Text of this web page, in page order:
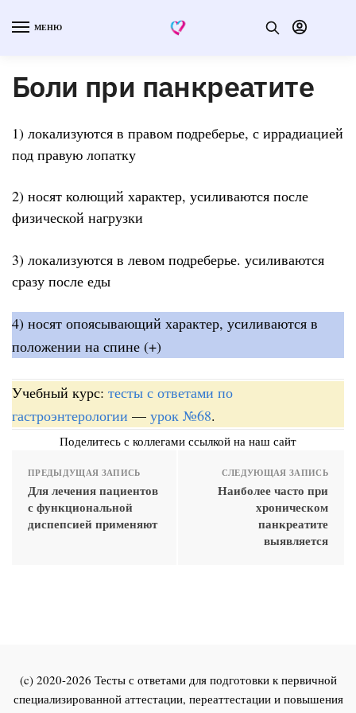
МЕНЮ
Боли при панкреатите
1) локализуются в правом подреберье, с иррадиацией
под правую лопатку
2) носят колющий характер, усиливаются после
физической нагрузки
3) локализуются в левом подреберье. усиливаются
сразу после еды
4) носят опоясывающий характер, усиливаются в
положении на спине (+)
Учебный курс: тесты с ответами по
гастроэнтерологии — урок №68.
Поделитесь с коллегами ссылкой на наш сайт
ПРЕДЫДУЩАЯ ЗАПИСЬ
Для лечения пациентов
с функциональной
диспепсией применяют
СЛЕДУЮЩАЯ ЗАПИСЬ
Наиболее часто при
хроническом
панкреатите
выявляется
(c) 2020-2026 Тесты с ответами для подготовки к первичной
специализированной аттестации, переаттестации и повышения